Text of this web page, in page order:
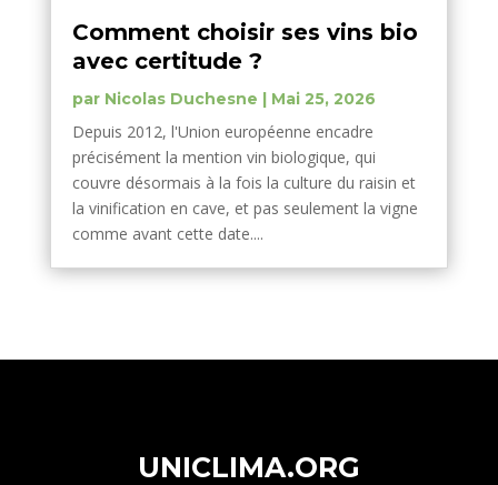
Comment choisir ses vins bio
avec certitude ?
par Nicolas Duchesne | Mai 25, 2026
Depuis 2012, l'Union européenne encadre
précisément la mention vin biologique, qui
couvre désormais à la fois la culture du raisin et
la vinification en cave, et pas seulement la vigne
comme avant cette date....
UNICLIMA.ORG